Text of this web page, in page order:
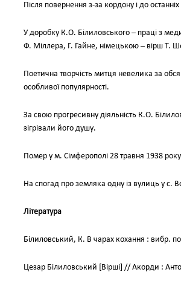
Після повернення з-за кордону і до
У доробку К.О. Білиловського – праці з
Ф. Міллера, Г. Гайне, німецькою – вірш Т.
Поетична творчість митця невелика за
особливої популярності.
За свою прогресивну діяльність К.О.
зігрівали його душу.
Помер у м. Сімферополі 28 травня 1938
На спогад про земляка одну із вулиць у с.
Література
Білиловський, К. В чарах кохання : вибр.
Цезар Білиловський [Вірші] // Акорди :